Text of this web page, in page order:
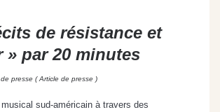
de résistance et
» par 20 minutes
presse ( Article de presse )
sud-américain à travers des